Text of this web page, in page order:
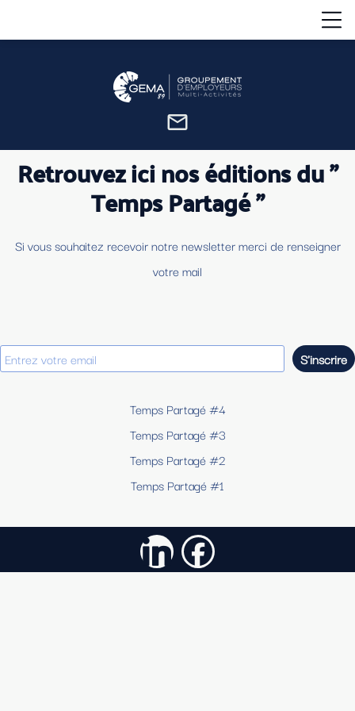
mail_outline
Retrouvez ici nos éditions du "
Temps Partagé "
Si vous souhaitez recevoir notre newsletter merci de renseigner
votre mail
Temps Partagé #4
Temps Partagé #3
Temps Partagé #2
Temps Partagé #1
